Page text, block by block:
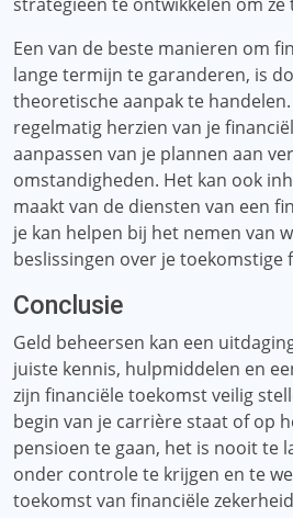
Een van de beste manieren om
lange termijn te garanderen, is
theoretische aanpak te
regelmatig herzien van je
aanpassen van je plannen aan
omstandigheden. Het kan ook
maakt van de diensten van een
je kan helpen bij het nemen van
beslissingen over je toekomstige
Conclusie
Geld beheersen kan een
juiste kennis, hulpmiddelen en
zijn financiële toekomst veilig
begin van je carrière staat of op
pensioen te gaan, het is nooit te
onder controle te krijgen en te
toekomst van financiële